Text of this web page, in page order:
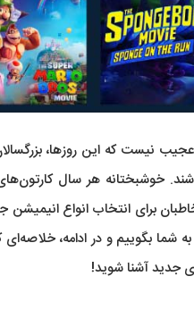
نیست که این روزها،
خوشبختانه هر سال
برای انتخاب انواع انیمیشن
بگوییم و در ادامه، خلاصه‌ای
جدید آشنا شوید!